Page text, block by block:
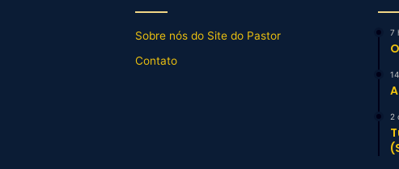
Sobre nós do Site do Pastor
Contato
7
2